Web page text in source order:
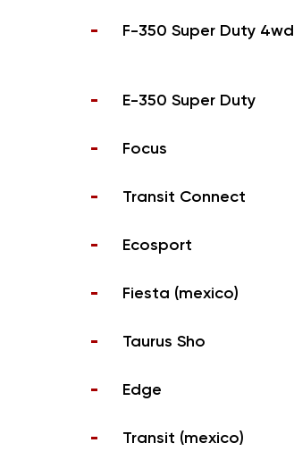
F-350 Super Duty 4wd
E-350 Super Duty
Focus
Transit Connect
Ecosport
Fiesta (mexico)
Taurus Sho
Edge
Transit (mexico)